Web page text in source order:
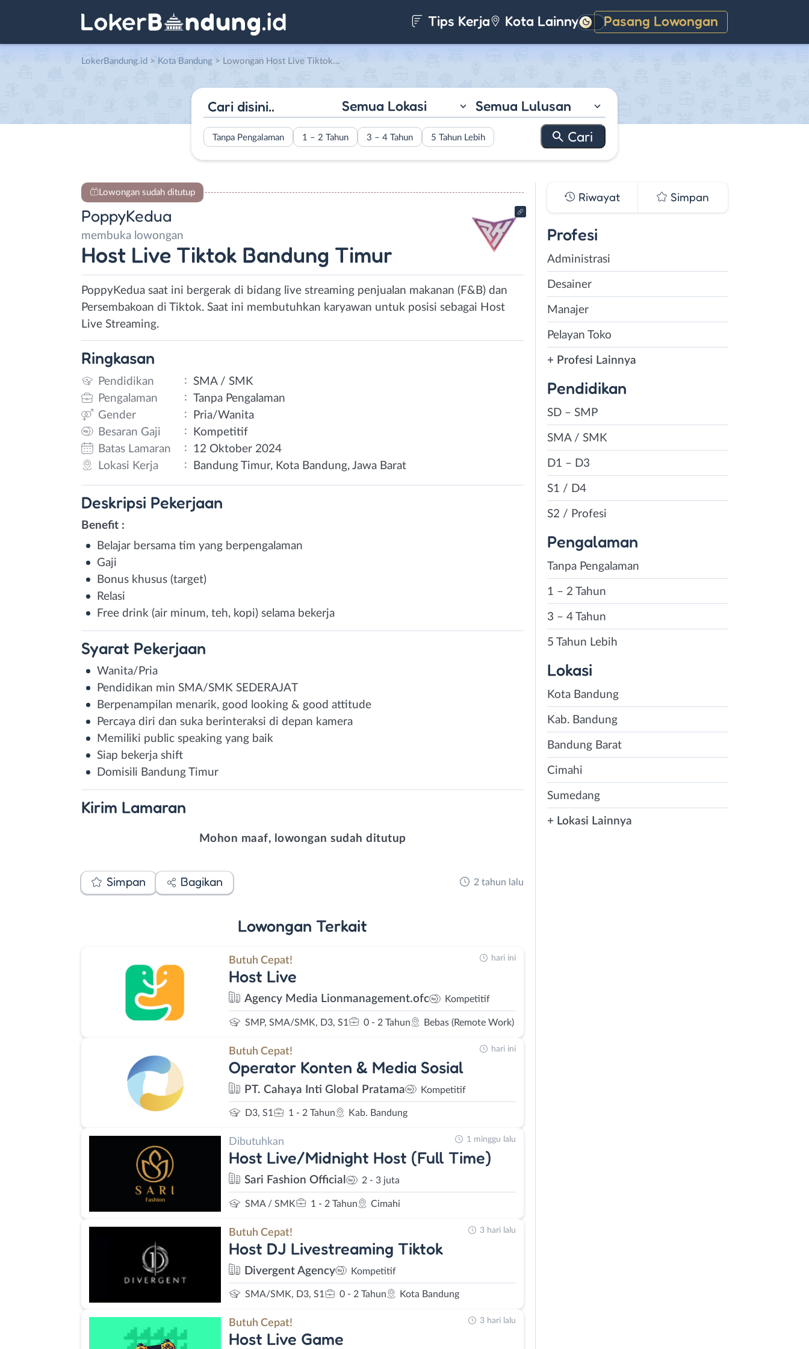
Tips Kerja Kota Lainnya Pasang Lowongan
Gelap
LokerBandung.id > Kota Bandung > Lowongan Host Live Tiktok Bandung Timur di PoppyKedua
Semua Lokasi Semua Lulusan
Tanpa Pengalaman 1 – 2 Tahun 3 – 4 Tahun 5 Tahun Lebih
Lowongan sudah ditutup
PoppyKedua
membuka lowongan
Host Live Tiktok Bandung Timur
PoppyKedua saat ini bergerak di bidang live streaming penjualan makanan (F&B) dan
Persembakoan di Tiktok. Saat ini membutuhkan karyawan untuk posisi sebagai Host
Live Streaming.
Ringkasan
Pendidikan : SMA / SMK
Pengalaman
: Tanpa Pengalaman
Gender
:
Pria/Wanita
Besaran Gaji
:
Kompetitif
Batas Lamaran
:
12 Oktober 2024
Lokasi Kerja
: Bandung Timur, Kota Bandung, Jawa Barat
Deskripsi Pekerjaan
Benefit :
Belajar bersama tim yang berpengalaman
Gaji
Bonus khusus (target)
Relasi
Free drink (air minum, teh, kopi) selama bekerja
Syarat Pekerjaan
Wanita/Pria
Pendidikan min SMA/SMK SEDERAJAT
Berpenampilan menarik, good looking & good attitude
Percaya diri dan suka berinteraksi di depan kamera
Memiliki public speaking yang baik
Siap bekerja shift
Domisili Bandung Timur
Kirim Lamaran
Mohon maaf, lowongan sudah ditutup
Simpan Bagikan 2 tahun lalu
Lowongan Terkait
Butuh Cepat!
Host Live
Agency Media Lionmanagement.ofc Kompetitif
SMP, SMA/SMK, D3, S1 0 - 2 Tahun Bebas (Remote Work)
hari ini
Butuh Cepat!
Operator Konten & Media Sosial
PT. Cahaya Inti Global Pratama Kompetitif
D3, S1 1 - 2 Tahun Kab. Bandung
hari ini
Dibutuhkan
Host Live/Midnight Host (Full Time)
Sari Fashion Official 2 - 3 juta
SMA / SMK 1 - 2 Tahun Cimahi
1 minggu lalu
Butuh Cepat!
Host DJ Livestreaming Tiktok
Divergent Agency Kompetitif
SMA/SMK, D3, S1 0 - 2 Tahun Kota Bandung
3 hari lalu
Butuh Cepat!
Host Live Game
3 hari lalu
Riwayat Simpan
Profesi
Administrasi
Desainer
Manajer
Pelayan Toko
+ Profesi Lainnya
Pendidikan
SD – SMP
SMA / SMK
D1 – D3
S1 / D4
S2 / Profesi
Pengalaman
Tanpa Pengalaman
1 – 2 Tahun
3 – 4 Tahun
5 Tahun Lebih
Lokasi
Kota Bandung
Kab. Bandung
Bandung Barat
Cimahi
Sumedang
+ Lokasi Lainnya